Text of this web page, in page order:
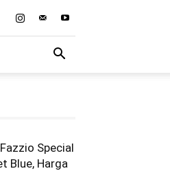
Special
Blue, Harga